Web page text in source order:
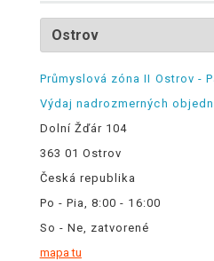
Průmyslová zóna II Ostrov -
Výdaj nadrozmerných
Dolní Žďár 104
363 01 Ostrov
Česká republika
Po - Pia, 8:00 - 16:00
So - Ne, zatvorené
mapa tu